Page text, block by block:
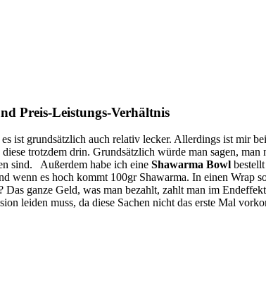
Preis-Leistungs-Verhältnis
ist grundsätzlich auch relativ lecker. Allerdings ist mir
trotzdem drin. Grundsätzlich würde man sagen,
sind. Außerdem habe ich eine Shawarma Bowl
wenn es hoch kommt 100gr Shawarma. In einen
ganze Geld, was man bezahlt, zahlt man im
leiden muss, da diese Sachen nicht das erste Mal